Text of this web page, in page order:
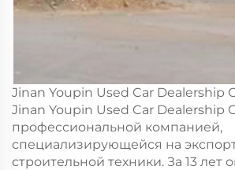
Jinan Youpin Used Car Dealership
Jinan Youpin Used Car Dealership
профессиональной компанией,
специализирующейся на
строительной техники. За 13 лет